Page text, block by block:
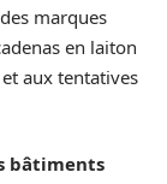
marques
en laiton
aux tentatives
bâtiments